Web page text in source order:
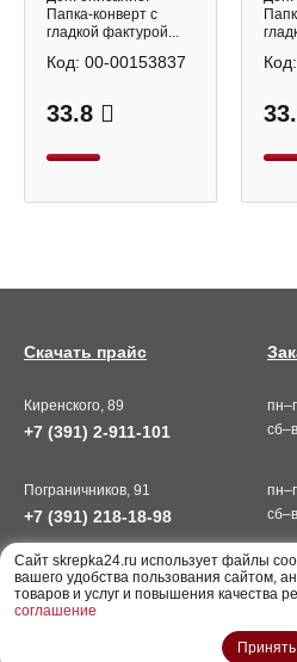
Папка-конверт с
гладкой фактурой...
33.8
Код: 00-00153837 Код:
Киренского, 89
+7 (391) 2-911-101
Пограничников, 91
+7 (391) 218-18-98
Скачать прайс
ООО «Скрепка», г. Красноярск © 2026
Cайт skrepka24.ru использует файлы
вашего удобства пользования сайтом,
товаров и услуг и повышения качества
соглашение
Принять